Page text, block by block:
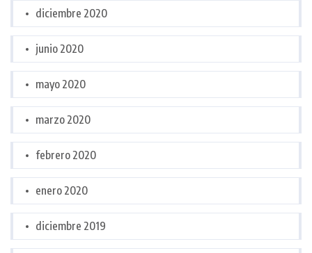
diciembre 2020
junio 2020
mayo 2020
marzo 2020
febrero 2020
enero 2020
diciembre 2019